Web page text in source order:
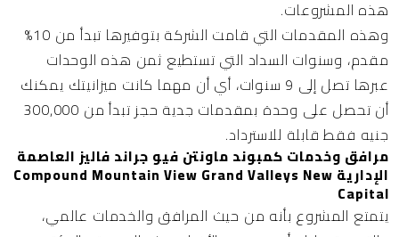
هذه المشروعات.
وهذه المقدمات التي قامت الشركة بتوفيرها تبدأ من 10%
مقدم، وسنوات السداد التي تستطيع ثمن هذه الوحدات
عبرها تصل إلى 9 سنوات، أي أن مهما كانت ميزانيتك يمكنك
أن تحصل على وحدة بمقدمات جدية حجز تبدأ من 300,000
جنيه فقط قابلة للاسترداد.
مرافق وخدمات كمبوند ماونتن فيو جراند فاليز العاصمة
الإدارية Compound Mountain View Grand Valleys New
Capital
يتمتع المشروع بأنه من حيث المرافق والخدمات عالمي،